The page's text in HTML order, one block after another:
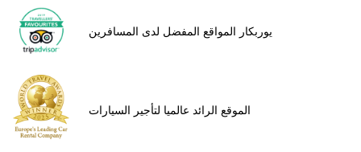
يوربكار المواقع المفضل لدى المسافرين
الموقع الرائد عالميا لتأجير السيارات